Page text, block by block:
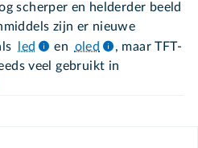
scherper en helderder beeld
zijn er nieuwe
led en oled
, maar TFT-
veel gebruikt in